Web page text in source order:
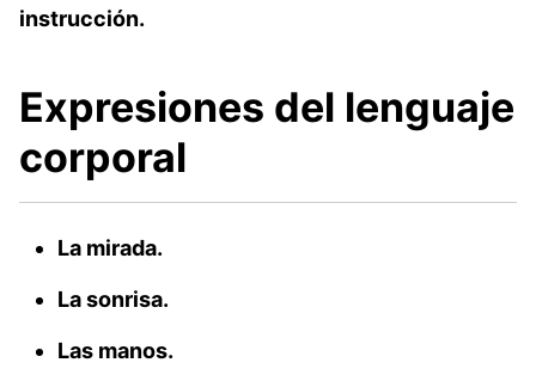
instrucción.
Expresiones del lenguaje
corporal
La mirada.
La sonrisa.
Las manos.